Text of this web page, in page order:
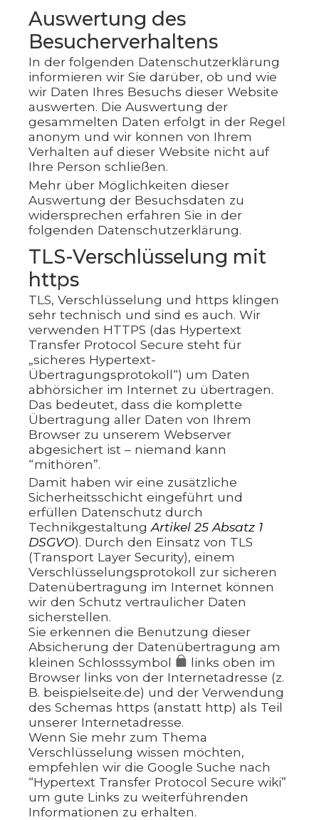
Auswertung des
Besucherverhaltens
In der folgenden Datenschutzerklärung
informieren wir Sie darüber, ob und wie
wir Daten Ihres Besuchs dieser Website
auswerten. Die Auswertung der
gesammelten Daten erfolgt in der Regel
anonym und wir können von Ihrem
Verhalten auf dieser Website nicht auf
Ihre Person schließen.
Mehr über Möglichkeiten dieser
Auswertung der Besuchsdaten zu
widersprechen erfahren Sie in der
folgenden Datenschutzerklärung.
TLS-Verschlüsselung mit
https
TLS, Verschlüsselung und https klingen
sehr technisch und sind es auch. Wir
verwenden HTTPS (das Hypertext
Transfer Protocol Secure steht für
„sicheres Hypertext-
Übertragungsprotokoll“) um Daten
abhörsicher im Internet zu übertragen.
Das bedeutet, dass die komplette
Übertragung aller Daten von Ihrem
Browser zu unserem Webserver
abgesichert ist – niemand kann
“mithören”.
Damit haben wir eine zusätzliche
Sicherheitsschicht eingeführt und
erfüllen Datenschutz durch
TechnikgestaltungArtikel 25 Absatz 1
DSGVO). Durch den Einsatz von TLS
(Transport Layer Security), einem
Verschlüsselungsprotokoll zur sicheren
Datenübertragung im Internet können
wir den Schutz vertraulicher Daten
sicherstellen.
Sie erkennen die Benutzung dieser
Absicherung der Datenübertragung am
kleinen Schlosssymbol
links oben im
Browser links von der Internetadresse (z.
B. beispielseite.de) und der Verwendung
des Schemas https (anstatt http) als Teil
unserer Internetadresse.
Wenn Sie mehr zum Thema
Verschlüsselung wissen möchten,
empfehlen wir die Google Suche nach
“Hypertext Transfer Protocol Secure wiki”
um gute Links zu weiterführenden
Informationen zu erhalten.